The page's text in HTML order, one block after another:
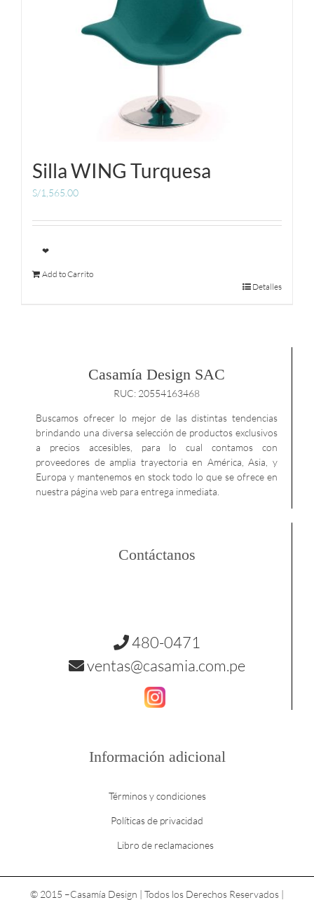
Silla WING Turquesa
S/1,565.00
❤
Add to Carrito
Detalles
Casamía Design SAC
RUC: 20554163468
Buscamos ofrecer lo mejor de las distintas tendencias
brindando una diversa selección de productos exclusivos
a precios accesibles, para lo cual contamos con
proveedores de amplia trayectoria en América, Asia, y
Europa y mantenemos en stock todo lo que se ofrece en
nuestra página web para entrega inmediata.
Contáctanos
480-0471
ventas@casamia.com.pe
Información adicional
Términos y condiciones
Políticas de privacidad
Libro de reclamaciones
© 2015 –Casamía Design | Todos los Derechos Reservados |